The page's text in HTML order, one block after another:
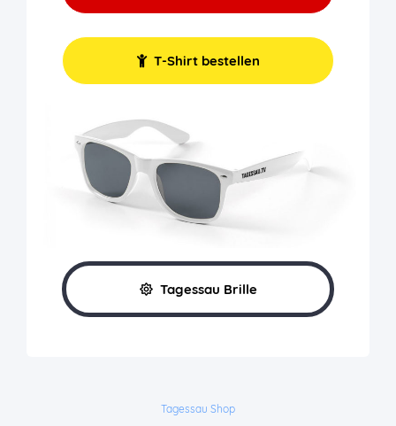
T-Shirt bestellen
Tagessau Brille
Tagessau Shop